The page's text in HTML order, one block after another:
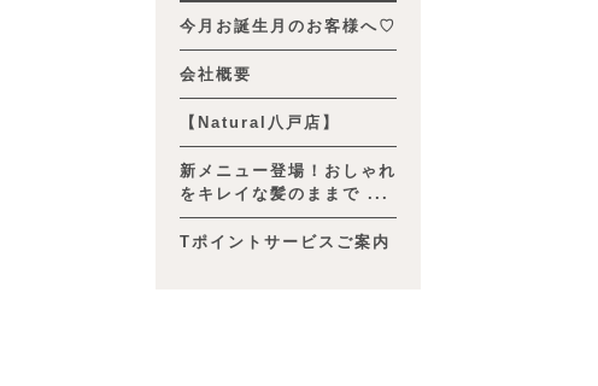
今月お誕生月のお客様へ♡
会社概要
【Natural八戸店】
新メニュー登場！おしゃれ
をキレイな髪のままで ...
Tポイントサービスご案内